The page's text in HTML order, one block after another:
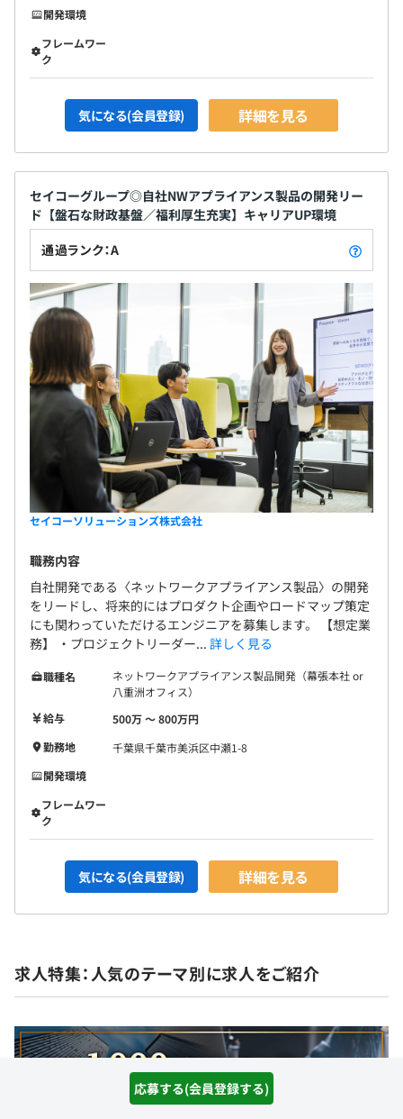
応募する(会員登録する)
開発環境
フレームワー
ク
気になる(会員登録) 詳細を見る
セイコーグループ◎自社NWアプライアンス製品の開発リー
ド【盤石な財政基盤／福利厚生充実】キャリアUP環境
通過ランク：A
セイコーソリューションズ株式会社
職務内容
自社開発である〈ネットワークアプライアンス製品〉の開発
をリードし、将来的にはプロダクト企画やロードマップ策定
にも関わっていただけるエンジニアを募集します。 【想定業
務】 ・プロジェクトリーダー... 詳しく見る
職種名
ネットワークアプライアンス製品開発（幕張本社 or
八重洲オフィス）
給与
500万 〜 800万円
勤務地
千葉県千葉市美浜区中瀬1-8
開発環境
フレームワー
ク
気になる(会員登録) 詳細を見る
求人特集：人気のテーマ別に求人をご紹介